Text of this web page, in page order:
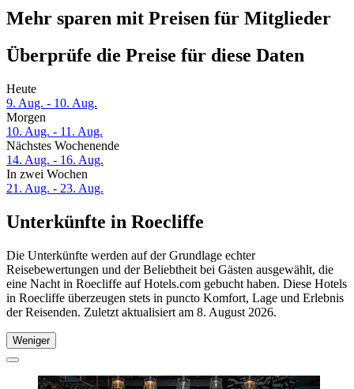
Mehr sparen mit Preisen für Mitglieder
Überprüfe die Preise für diese Daten
Heute
9. Aug. - 10. Aug.
Morgen
10. Aug. - 11. Aug.
Nächstes Wochenende
14. Aug. - 16. Aug.
In zwei Wochen
21. Aug. - 23. Aug.
Unterkünfte in Roecliffe
Die Unterkünfte werden auf der Grundlage echter
Reisebewertungen und der Beliebtheit bei Gästen ausgewählt, die
eine Nacht in Roecliffe auf Hotels.com gebucht haben. Diese Hotels
in Roecliffe überzeugen stets in puncto Komfort, Lage und Erlebnis
der Reisenden. Zuletzt aktualisiert am 8. August 2026.
Weniger